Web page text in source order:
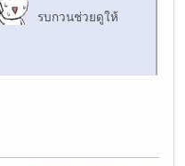
รบกวนช่วยดูให้